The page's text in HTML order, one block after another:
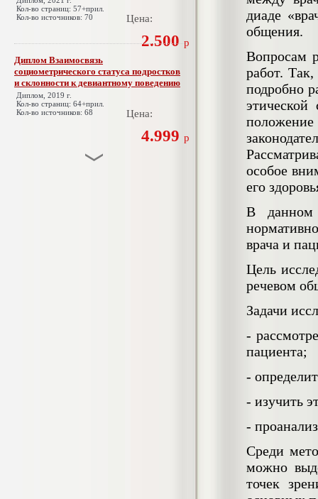
Кол-во страниц: 57+прил.
Кол-во источников: 70
Цена:
2.500 р
Диплом Взаимосвязь
социометрического статуса подростков
и склонности к девиантному поведению
Диплом, 2019 г.
Кол-во страниц: 64+прил.
Кол-во источников: 68
Цена:
4.999 р
диаде
общения.
Вопросам
работ.
подробно
положение
особое
его
В данном
врача и
Цель
речевом
Задачи
-
пациента;
-
- изучить
-
Среди
можно
точек